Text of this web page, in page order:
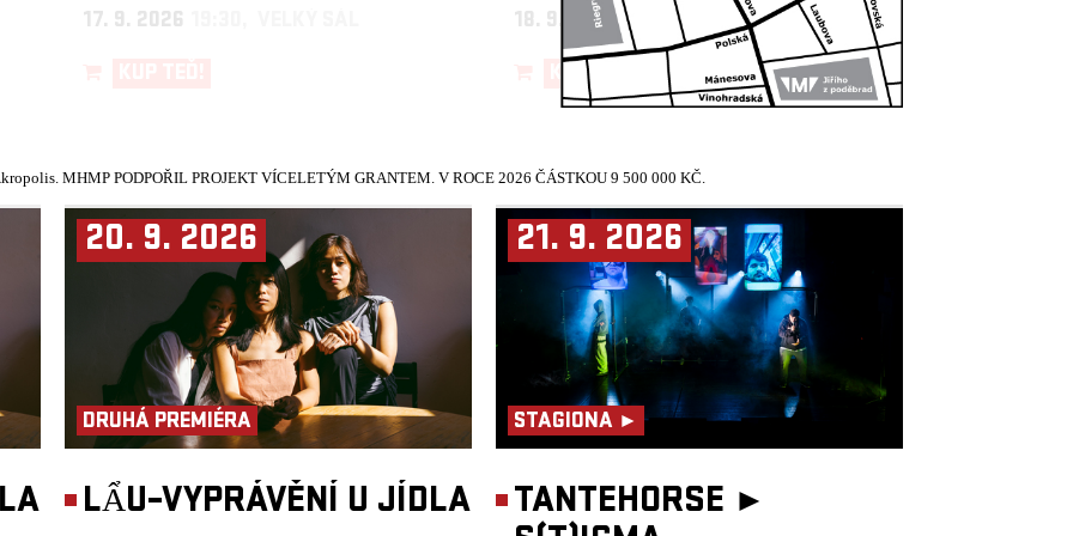
17. 9. 2026 18. 9. 2026 19:30, VELKÝ SÁL
KUP TEĎ!
20. 9. 2026
DRUHÁ PREMIÉRA
LẨU–VYPRÁVĚNÍ U JÍDLA
21. 9. 2026
STAGIONA ►
TANTEHORSE ►
MHMP PODPOŘIL PROJEKT VÍCELETÝM GRANTEM. V ROCE 2026 ČÁSTKOU 9 500 000 KČ.